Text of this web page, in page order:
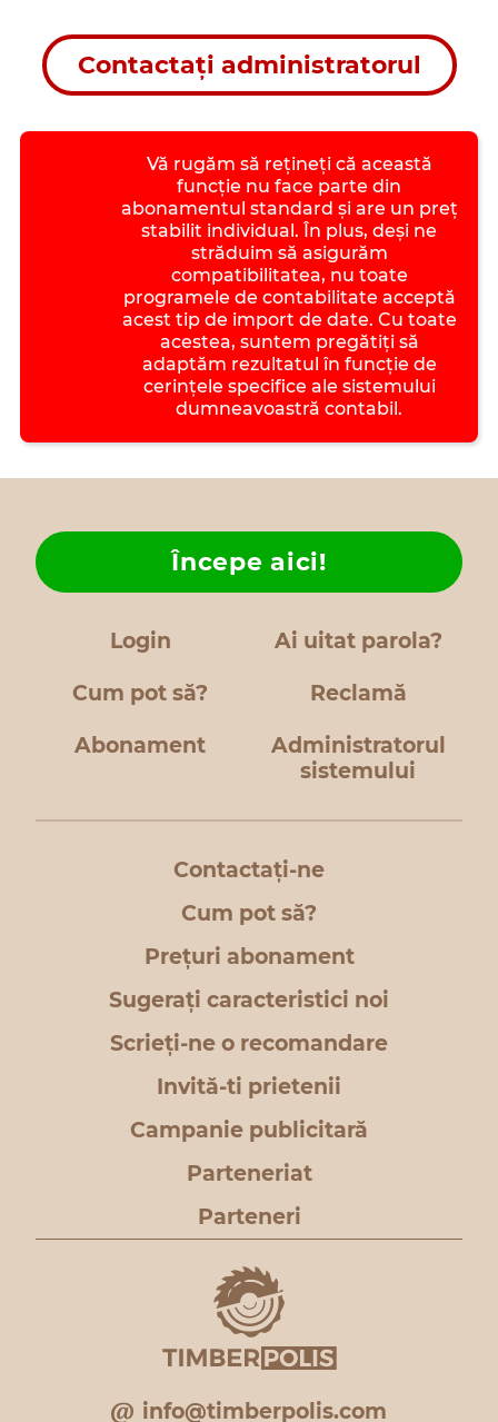
Contactaţi administratorul
Vă rugăm să rețineți că această
funcție nu face parte din
abonamentul standard și are un preț
stabilit individual. În plus, deși ne
străduim să asigurăm
compatibilitatea, nu toate
programele de contabilitate acceptă
acest tip de import de date. Cu toate
acestea, suntem pregătiți să
adaptăm rezultatul în funcție de
cerințele specifice ale sistemului
dumneavoastră contabil.
Login Ai uitat parola?
Cum pot să?
Începe aici!
Reclamă
Abonament
Administratorul
sistemului
Contactați-ne
Cum pot să?
Prețuri abonament
Sugerați caracteristici noi
Scrieți-ne o recomandare
Invită-ti prietenii
Campanie publicitară
Parteneriat
Parteneri
info@timberpolis.com